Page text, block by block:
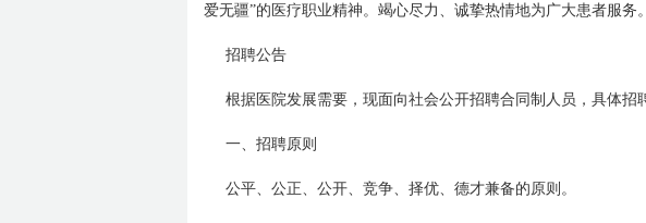
爱无疆”的医疗职业精神。竭心尽力、诚挚热情地为广大患者服务。
招聘公告
根据医院发展需要，现面向社会公开招聘合同制人员，具体招
一、招聘原则
公平、公正、公开、竞争、择优、德才兼备的原则。